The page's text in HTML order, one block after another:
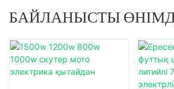
БАЙЛАНЫСТЫ